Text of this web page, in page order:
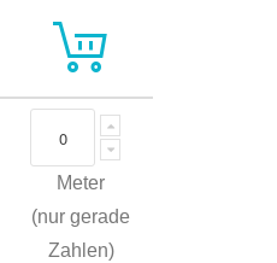
Meter
(nur gerade
Zahlen)